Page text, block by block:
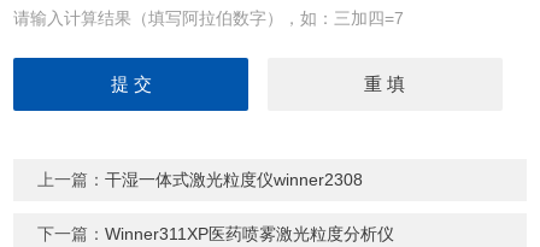
请输入计算结果（填写阿拉伯数字），如：三加四=7
上一篇：干湿一体式激光粒度仪winner2308
下一篇：Winner311XP医药喷雾激光粒度分析仪